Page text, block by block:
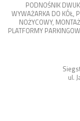
PODNOŚNIK
WYWAŻARKA DO KÓŁ,
NOŻYCOWY,
PLATFORMY
ul.